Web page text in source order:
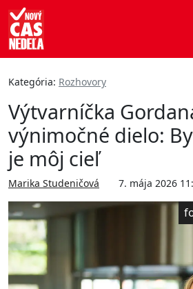
Kategória: Rozhovory
Výtvarníčka
výnimočné dielo:
je môj cieľ
Marika Studeničová 7. mája 2026